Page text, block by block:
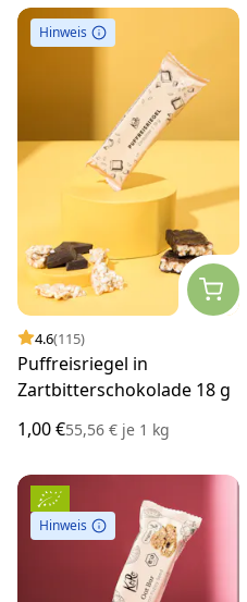
Hinweis
4.6(115)
Puffreisriegel in
Zartbitterschokolade 18 g
1,00 €55,56 € je 1 kg
Hinweis